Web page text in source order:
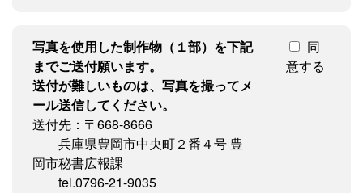
写真を使用した制作物（１部）を下記
までご送付願います。
送付が難しいものは、写真を撮ってメ
ール送信してください。
送付先：〒668-8666
兵庫県豊岡市中央町２番４号 豊
岡市秘書広報課
tel.0796-21-9035
同
意する